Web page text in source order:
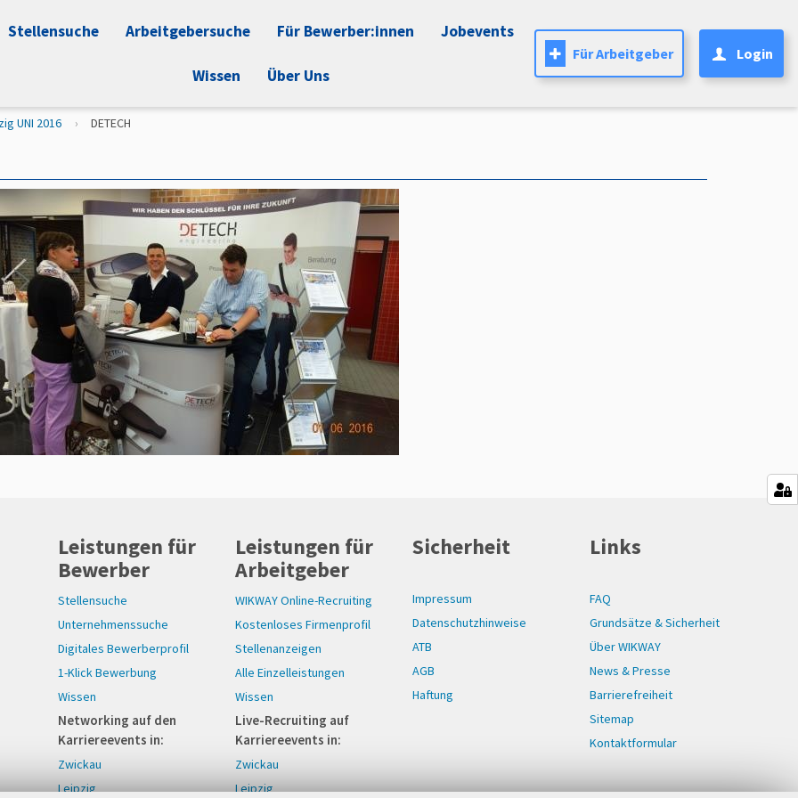
Stellensuche Arbeitgebersuche Für Bewerber:innen Jobevents
Wissen Über Uns
Für Arbeitgeber Login
UNI 2016 DETECH
Leistungen für
Bewerber
Stellensuche
Unternehmenssuche
Digitales Bewerberprofil
1-Klick Bewerbung
Wissen
Networking auf den
Karriereevents in:
Zwickau
Leipzig
Leistungen für
Arbeitgeber
WIKWAY Online-Recruiting
Kostenloses Firmenprofil
Stellenanzeigen
Alle Einzelleistungen
Wissen
Live-Recruiting auf
Karriereevents in:
Zwickau
Leipzig
Sicherheit
Impressum
Datenschutzhinweise
ATB
AGB
Haftung
Links
FAQ
Grundsätze & Sicherheit
Über WIKWAY
News & Presse
Barrierefreiheit
Sitemap
Kontaktformular